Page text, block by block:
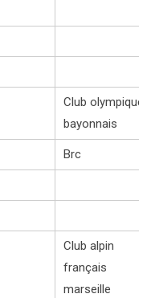
Club olympique
bayonnais
Brc
Club alpin
français
marseille